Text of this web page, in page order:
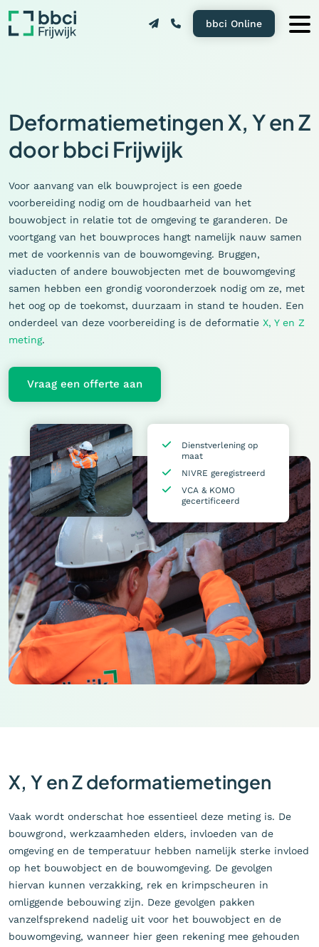
bbci Online
Deformatiemetingen X, Y en Z
door bbci Frijwijk
Voor aanvang van elk bouwproject is een goede
voorbereiding nodig om de houdbaarheid van het
bouwobject in relatie tot de omgeving te garanderen. De
voortgang van het bouwproces hangt namelijk nauw samen
met de voorkennis van de bouwomgeving. Bruggen,
viaducten of andere bouwobjecten met de bouwomgeving
samen hebben een grondig vooronderzoek nodig om ze, met
het oog op de toekomst, duurzaam in stand te houden. Een
onderdeel van deze voorbereiding is de deformatie X, Y en Z
meting.
Vraag een offerte aan
Dienstverlening op
maat
NIVRE geregistreerd
VCA & KOMO
gecertificeerd
X, Y en Z deformatiemetingen
Vaak wordt onderschat hoe essentieel deze meting is. De
bouwgrond, werkzaamheden elders, invloeden van de
omgeving en de temperatuur hebben namelijk sterke invloed
op het bouwobject en de bouwomgeving. De gevolgen
hiervan kunnen verzakking, rek en krimpscheuren in
omliggende bebouwing zijn. Deze gevolgen pakken
vanzelfsprekend nadelig uit voor het bouwobject en de
bouwomgeving, wanneer hier geen rekening mee gehouden